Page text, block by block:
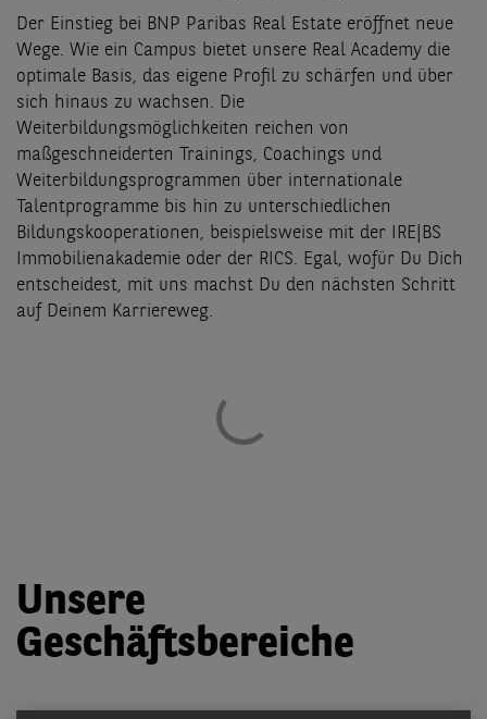
Der Einstieg bei BNP Paribas Real Estate eröffnet neue
Wege. Wie ein Campus bietet unsere Real Academy die
optimale Basis, das eigene Profil zu schärfen und über
sich hinaus zu wachsen. Die
Weiterbildungsmöglichkeiten reichen von
maßgeschneiderten Trainings, Coachings und
Weiterbildungsprogrammen über internationale
Talentprogramme bis hin zu unterschiedlichen
Bildungskooperationen, beispielsweise mit der IRE|BS
Immobilienakademie oder der RICS. Egal, wofür Du Dich
entscheidest, mit uns machst Du den nächsten Schritt
auf Deinem Karriereweg.
Unsere
Geschäftsbereiche